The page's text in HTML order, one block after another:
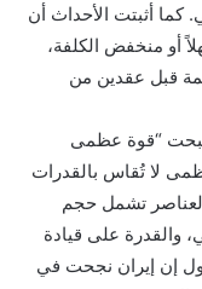
كما أثبتت الأحداث أن
أو منخفض الكلفة،
قبل عقدين من
“قوة عظمى
لا تُقاس بالقدرات
تشمل حجم
والقدرة على قيادة
إن إيران نجحت في